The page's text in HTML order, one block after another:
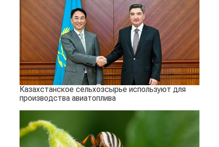
Казахстанское сельхозсырье используют для
производства авиатоплива